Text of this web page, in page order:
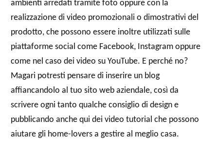
ambienti arredati tramite foto oppure con la
realizzazione di video promozionali o dimostrativi del
prodotto, che possono essere inoltre utilizzati sulle
piattaforme social come Facebook, Instagram oppure
come nel caso dei video su YouTube. E perché no?
Magari potresti pensare di inserire un blog
affiancandolo al tuo sito web aziendale, così da
scrivere ogni tanto qualche consiglio di design e
pubblicando anche qui dei video tutorial che possono
aiutare gli home-lovers a gestire al meglio casa.